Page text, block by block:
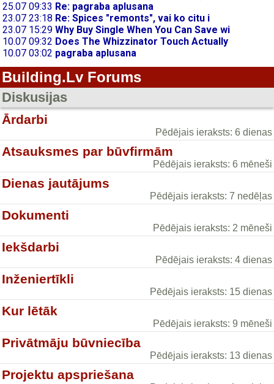
Building.Lv Forums
Diskusijas
Ārdarbi
Pēdējais ieraksts: 6 dienas
Atsauksmes par būvfirmām
Pēdējais ieraksts: 6 mēneši
Dienas jautājums
Pēdējais ieraksts: 7 nedēļas
Dokumenti
Pēdējais ieraksts: 2 mēneši
Iekšdarbi
Pēdējais ieraksts: 4 dienas
Inženiertīkli
Pēdējais ieraksts: 15 dienas
Kur lētāk
Pēdējais ieraksts: 9 mēneši
Privātmāju būvniecība
Pēdējais ieraksts: 13 dienas
Projektu apspriešana